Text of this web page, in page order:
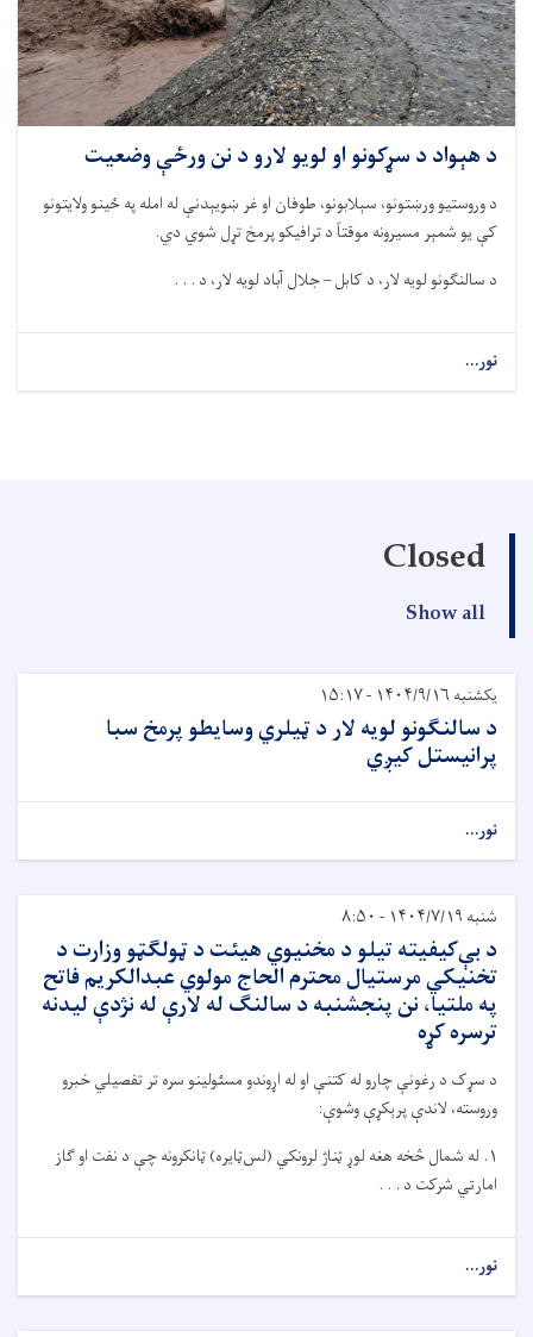
د هېواد د سړکونو او لویو لارو د نن ورځې وضعیت
د وروستیو ورښتونو، سېلابونو، طوفان او غر ښویېدنې له امله په ځینو ولایتونو
کې یو شمېر مسیرونه موقتاً د ترافیکو پرمخ تړل شوي دي.
د سالنګونو لویه لار، د کابل –جلالآباد لویه لار، د . . .
نور...
Closed
Show all
یکشنبه ۱۴۰۴/۹/۱۶ - ۱۵:۱۷
د سالنګونو لویه لار د ټیلري وسایطو پرمخ سبا
پرانیستل کیږي
نور...
شنبه ۱۴۰۴/۷/۱۹ - ۸:۵۰
د بې‌کیفیته تیلو د مخنیوي هیئت د ټولګټو وزارت د
تخنیکي مرستيال محترم الحاج مولوي عبدالکریم فاتح
په ملتیا، نن پنجشنبه د سالنګ له لارې له نژدې لیدنه
ترسره کړه
د سړک د رغونې چارو له کتنې او له اړوندو مسئولینو سره تر تفصیلي خبرو
وروسته، لاندې پرېکړې وشوې:
۱. له شمال څخه هغه لوړ ټناژ لرونکي (لس‌ټایره) ټانکرونه چې د نفت او ګاز
امارتي شرکت د . . .
نور...